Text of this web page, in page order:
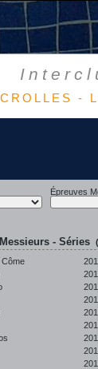
CROLLES -
Épreuves
- Séries
Côme